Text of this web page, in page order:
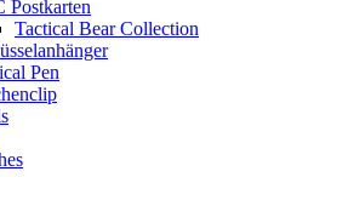
Postkarten
Tactical Bear Collection
Pen